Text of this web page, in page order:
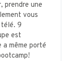
prendre une
vous
9
est
même porté